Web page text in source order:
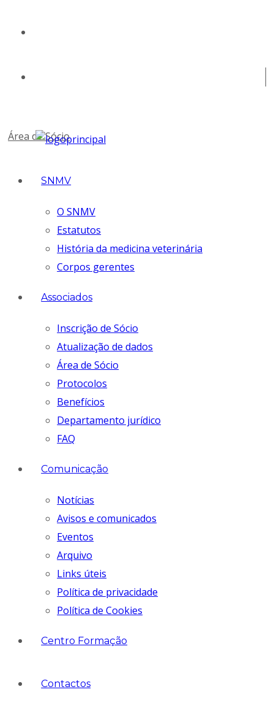
Área de Sócio
SNMV
O SNMV
Estatutos
História da medicina veterinária
Corpos gerentes
Associados
Inscrição de Sócio
Atualização de dados
Área de Sócio
Protocolos
Benefícios
Departamento jurídico
FAQ
Comunicação
Notícias
Avisos e comunicados
Eventos
Arquivo
Links úteis
Política de privacidade
Política de Cookies
Centro Formação
Contactos